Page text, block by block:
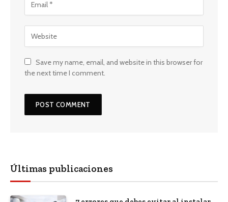
Save my name, email, and website in this browser for
the next time I comment.
Últimas publicaciones